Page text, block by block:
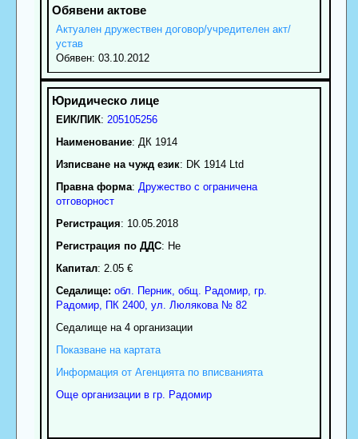
Актуален дружествен договор/учредителен акт/
устав
Обявен: 03.10.2012
ЕИК/ПИК: 205105256
Наименование: ДК 1914
Изписване на чужд език: DK 1914 Ltd
Правна форма: Дружество с ограничена
отговорност
Регистрация: 10.05.2018
Регистрация по ДДС: Нe
Капитал: 2.05 €
Седалище: обл. Перник, общ. Радомир, гр.
Радомир, ПК 2400, ул. Люлякова № 82
Седалище на 4 организации
Показване на картата
Информация от Агенцията по вписванията
Още организации в гр. Радомир